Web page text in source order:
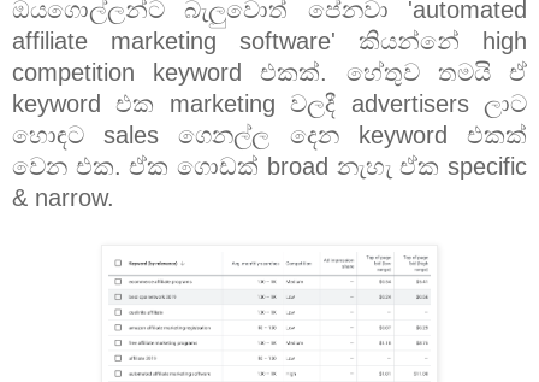
ඔයගොල්ලන්ට බැලුවොත් පේනවා 'automated
affiliate marketing software' කියන්නේ high
competition keyword එකක්. හේතුව තමයි ඒ
keyword එක marketing වලදී advertisers ලාට
හොඳට sales ගෙනල්ල දෙන keyword එකක්
වෙන එක. ඒක ගොඩක් broad නැහැ ඒක specific
& narrow.